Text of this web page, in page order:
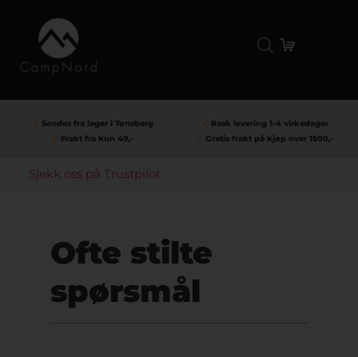
✓ Sendes fra lager i Tønsberg ✓ Rask levering 1-4 virkedager
✓ Frakt fra kun 49,- ✓ Gratis frakt på kjøp over 1500,-
Sjekk oss på Trustpilot
Ofte stilte
spørsmål